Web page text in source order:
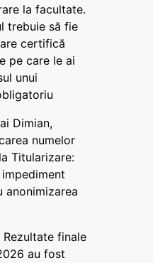
la facultate.
trebuie să fie
certifică
pe care le ai
unui
Dimian,
numelor
Titularizare:
anonimizarea
Rezultate finale
au fost